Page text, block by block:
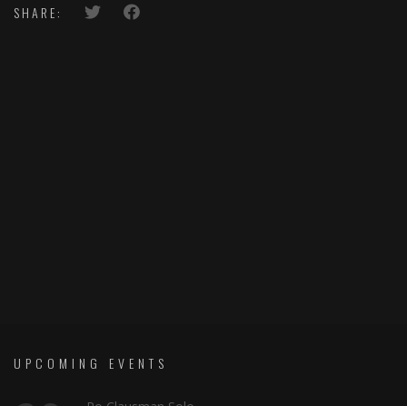
SHARE:
UPCOMING EVENTS